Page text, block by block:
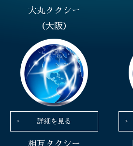
大丸タクシー
（大阪）
詳細を見る
相互タクシー